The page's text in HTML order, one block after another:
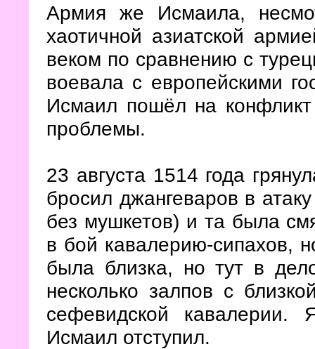
Армия же Исмаила,
хаотичной азиатской
веком по сравнению с
воевала с европейскими
Исмаил пошёл на
проблемы.
23 августа 1514 года
бросил джангеваров в
без мушкетов) и та была
в бой кавалерию-сипахов,
была близка, но тут в
несколько залпов с
сефевидской
Исмаил отступил.